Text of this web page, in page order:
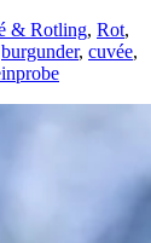
& Rotling, Rot,
burgunder, cuvée,